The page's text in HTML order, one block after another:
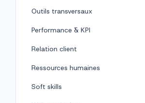
Outils transversaux
Performance & KPI
Relation client
Ressources humaines
Soft skills